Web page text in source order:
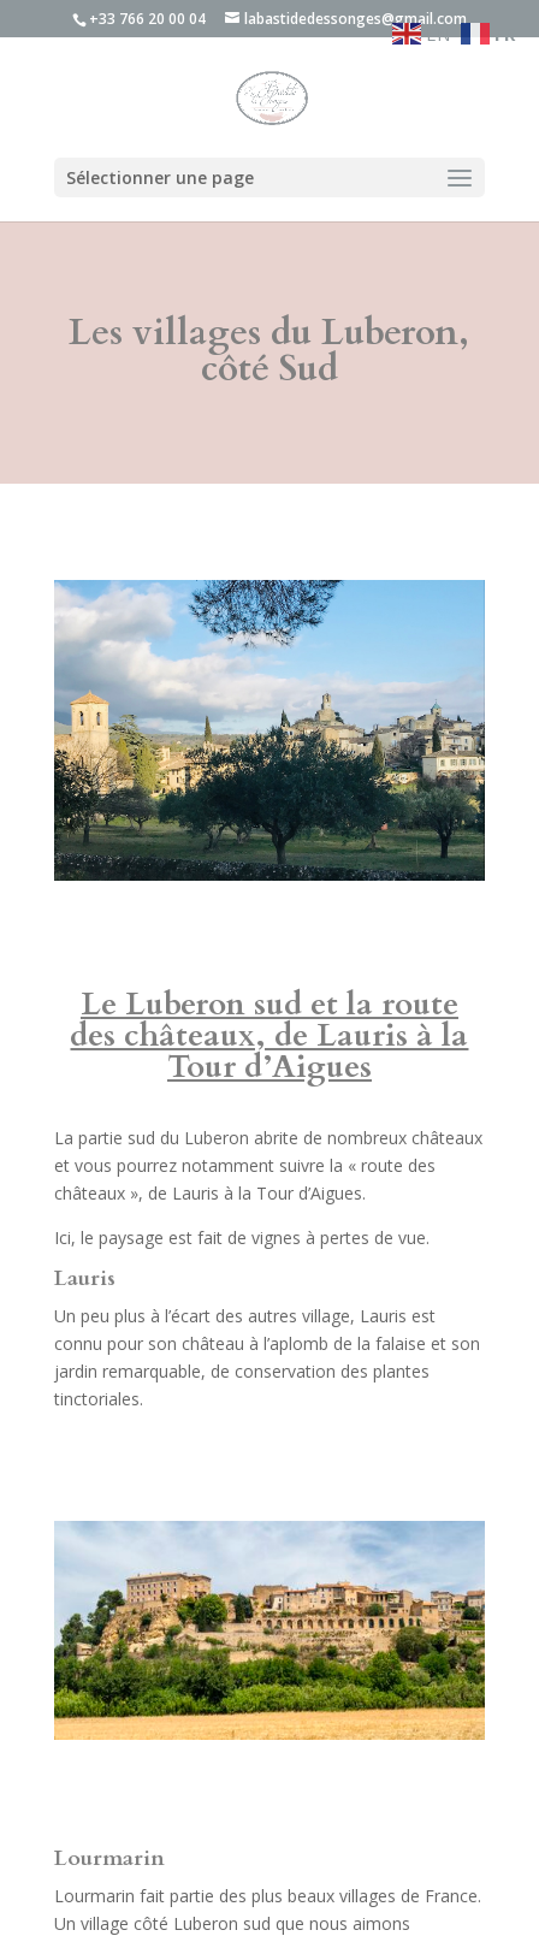
+33 766 20 00 04 labastidedessonges@gmail.com
Sélectionner une page
Les villages du Luberon,
côté Sud
Le Luberon sud et la route
des châteaux, de Lauris à la
Tour d’Aigues
La partie sud du Luberon abrite de nombreux châteaux
et vous pourrez notamment suivre la « route des
châteaux », de Lauris à la Tour d’Aigues.
Ici, le paysage est fait de vignes à pertes de vue.
Lauris
Un peu plus à l’écart des autres village, Lauris est
connu pour son château à l’aplomb de la falaise et son
jardin remarquable, de conservation des plantes
tinctoriales.
Lourmarin
Lourmarin fait partie des plus beaux villages de France.
Un village côté Luberon sud que nous aimons
EN FR